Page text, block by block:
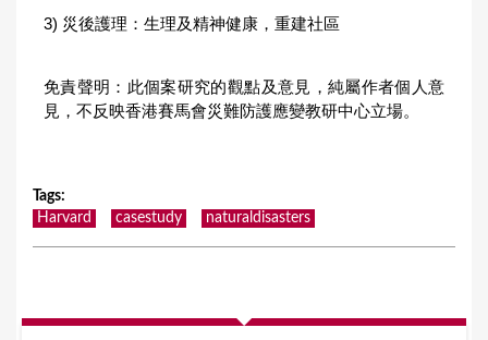
3) 災後護理：生理及精神健康，重建社區
免責聲明：此個案研究的觀點及意見，純屬作者個人意
見，不反映香港賽馬會災難防護應變教研中心立場。
Tags:
Harvard
casestudy naturaldisasters